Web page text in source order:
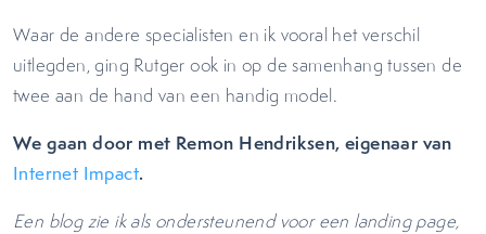
Waar de andere specialisten en ik vooral het verschil
uitlegden, ging Rutger ook in op de samenhang tussen de
twee aan de hand van een handig model.
We gaan door met Remon Hendriksen, eigenaar van
Internet Impact.
Een blog zie ik als ondersteunend voor een landing page,